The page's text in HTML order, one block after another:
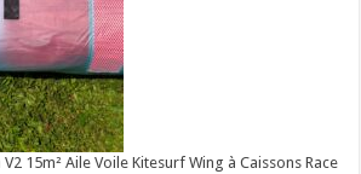
15m² Aile Voile Kitesurf Wing à Caissons Race